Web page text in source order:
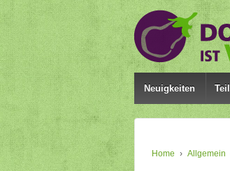
Neuigkeiten
Home › Allgemein